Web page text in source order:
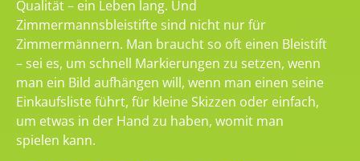
Qualität – ein Leben lang. Und
Zimmermannsbleistifte sind nicht nur für
Zimmermännern. Man braucht so oft einen Bleistift
– sei es, um schnell Markierungen zu setzen, wenn
man ein Bild aufhängen will, wenn man einen seine
Einkaufsliste führt, für kleine Skizzen oder einfach,
um etwas in der Hand zu haben, womit man
spielen kann.